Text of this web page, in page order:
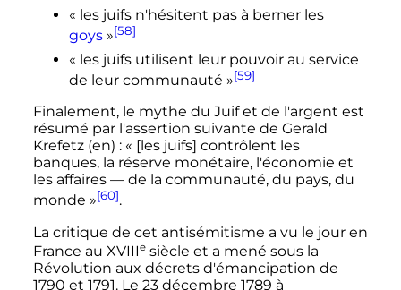
« les juifs n'hésitent pas à berner les
goys »[58]
« les juifs utilisent leur pouvoir au service
de leur communauté »[59]
Finalement, le mythe du Juif et de l'argent est
résumé par l'assertion suivante de Gerald
Krefetz (en) : « [les juifs] contrôlent les
banques, la réserve monétaire, l'économie et
les affaires — de la communauté, du pays, du
monde »[60].
La critique de cet antisémitisme a vu le jour en
France au XVIIIe siècle et a mené sous la
Révolution aux décrets d'émancipation de
1790 et 1791. Le 23 décembre 1789 à